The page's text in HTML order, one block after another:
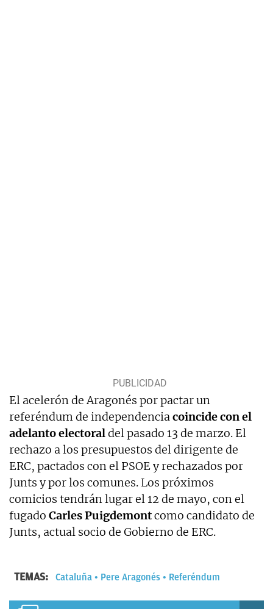
El acelerón de Aragonés por pactar un
referéndum de independenciacoincide con el
adelanto electoraldel pasado 13 de marzo. El
rechazo a los presupuestos del dirigente de
ERC, pactados con el PSOE y rechazados por
Junts y por los comunes. Los próximos
comicios tendrán lugar el 12 de mayo, con el
fugado Carles Puigdemontcomo candidato de
Junts, actual socio de Gobierno de ERC.
TEMAS: Cataluña Pere Aragonés Referéndum